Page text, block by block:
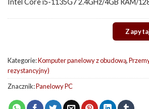
Intel Core i5-1135G7 2.4GHz/4GB RAM/
Kategorie:Komputer panelowy z obudową,
rezystancyjny)
Znacznik:Panelowy PC